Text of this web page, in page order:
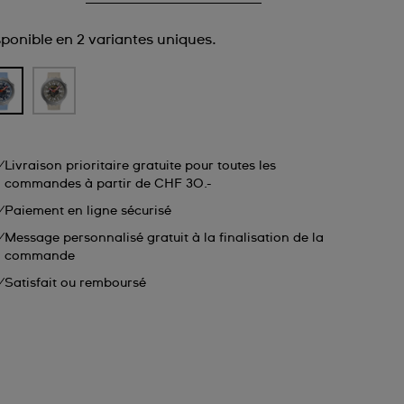
en 2 variantes uniques.
Livraison prioritaire gratuite pour toutes les
commandes à partir de CHF 30.-
Paiement en ligne sécurisé
Message personnalisé gratuit à la finalisation de la
commande
Satisfait ou remboursé